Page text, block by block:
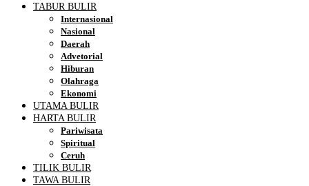
TABUR BULIR
Internasional
Nasional
Daerah
Advetorial
Hiburan
Olahraga
Ekonomi
UTAMA BULIR
HARTA BULIR
Pariwisata
Spiritual
Ceruh
TILIK BULIR
TAWA BULIR